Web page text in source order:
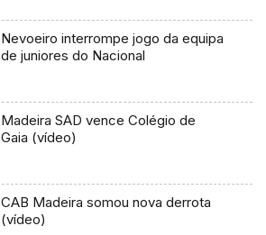
Nevoeiro interrompe jogo da equipa
de juniores do Nacional
Madeira SAD vence Colégio de
Gaia (vídeo)
CAB Madeira somou nova derrota
(vídeo)